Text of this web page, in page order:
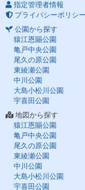
指定管理者情報
プライバシーポリシー
公園から探す
猿江恩賜公園
亀戸中央公園
尾久の原公園
東綾瀬公園
中川公園
大島小松川公園
宇喜田公園
地図から探す
猿江恩賜公園
亀戸中央公園
尾久の原公園
東綾瀬公園
中川公園
大島小松川公園
宇喜田公園